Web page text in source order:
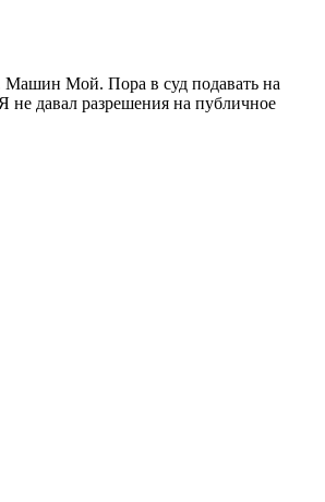
Машин Мой. Пора в суд подавать на
не давал разрешения на публичное